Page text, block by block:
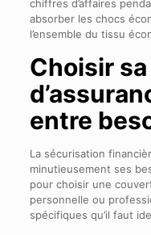
chiffres d’affaires
absorber les chocs
l’ensemble du tissu
Choisir
entre
La sécurisation
minutieusement ses
pour choisir une
personnelle ou
spécifiques qu’il faut